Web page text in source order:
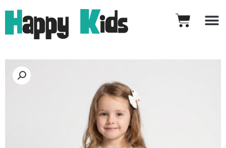
إلى
Cart